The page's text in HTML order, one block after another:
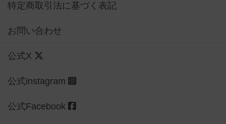
特定商取引法に基づく表記
お問い合わせ
公式X
公式instagram
公式Facebook